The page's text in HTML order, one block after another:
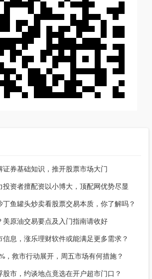
券基础知识，推开股票市场大门
资者擅配资以小博大，顶配网优势尽显
鱼罐头炒卖看股票交易本质，你了解吗？
原油交易要点及入门指南请收好
息，涨乐理财软件或能满足更多需求？
，救市行动展开，周五市场有何措施？
市，约谈地点竟选在开户超市门口？